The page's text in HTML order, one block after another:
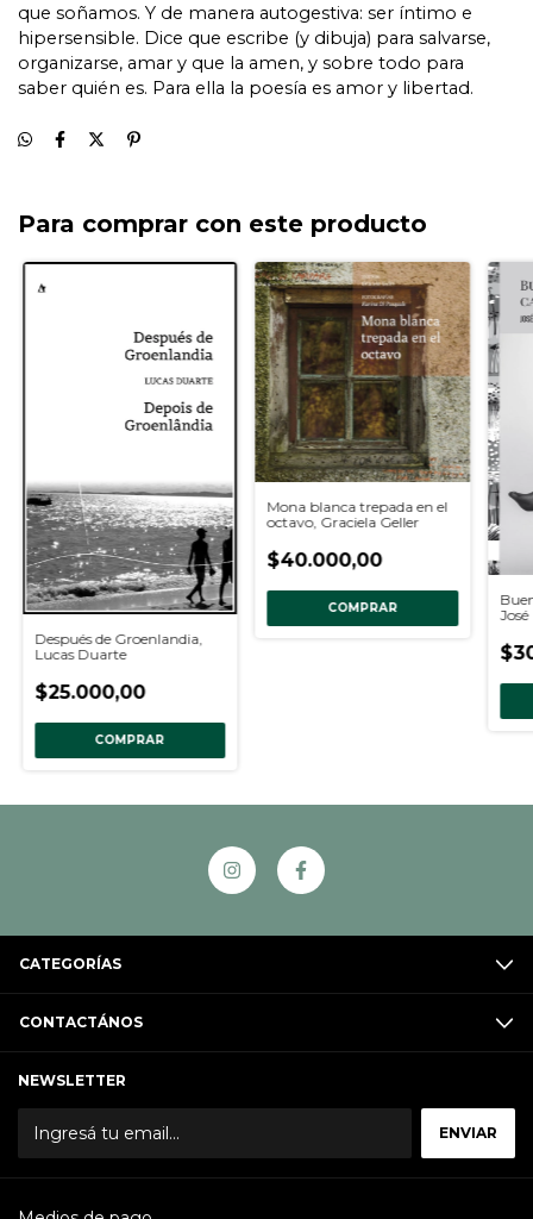
que soñamos. Y de manera autogestiva: ser íntimo e
hipersensible. Dice que escribe (y dibuja) para salvarse,
organizarse, amar y que la amen, y sobre todo para
saber quién es. Para ella la poesía es amor y libertad.
Para comprar con este producto
Después de Groenlandia,
Lucas Duarte
$25.000,00
COMPRAR
Mona blanca trepada en el
octavo, Graciela Geller
$40.000,00
COMPRAR
CATEGORÍAS
CONTACTÁNOS
NEWSLETTER